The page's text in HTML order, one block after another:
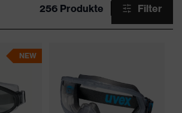
256 Produkte Filter
NEW